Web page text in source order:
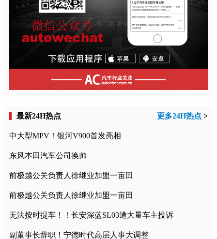
最新24H热点 更多24H热点 >
中大型MPV！银河V900首发亮相
东风本田汽车公司换帅
前极越公关负责人徐继业加盟一亩田
前极越公关负责人徐继业加盟一亩田
无法按时提车！！长安深蓝SL03遭大量车主投诉
副董事长辞职！宁德时代高层人事大调整